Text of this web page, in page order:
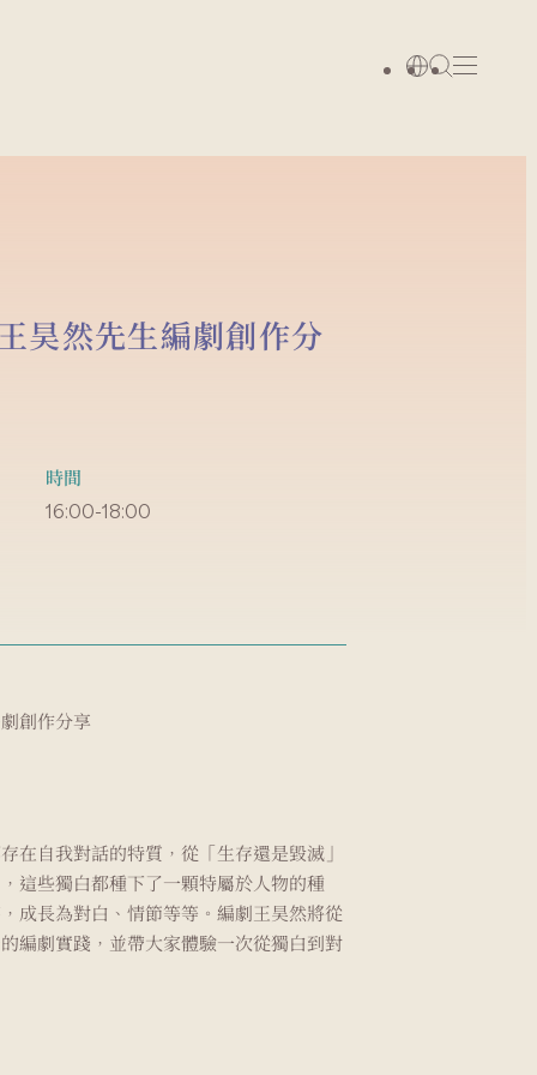
昊然先生編劇創作分
時間
16:00-18:00
創作分享
在自我對話的特質，從「生存還是毀滅」
這些獨白都種下了一顆特屬於人物的種
成長為對白、情節等等。編劇王昊然將從
編劇實踐，並帶大家體驗一次從獨白到對